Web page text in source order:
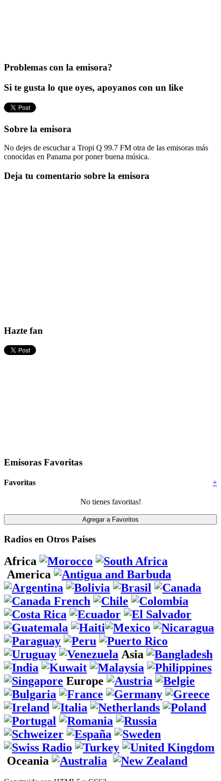
Problemas con la emisora?
Si te gusta lo que oyes, apoyanos con un like
Sobre la emisora
No dejes de escuchar a Tropi Q 99.7 FM otra de las emisoras más
conocidas en Panama por poner buena música.
Deja tu comentario sobre la emisora
Hazte fan
Emisoras Favoritas
+
Favoritas
No tienes favoritas!
Radios en Otros Paises
Africa
America
Asia
Europe
Oceania